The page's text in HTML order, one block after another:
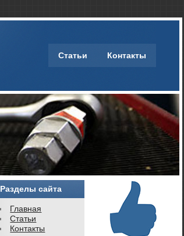
Статьи Контакты
Разделы сайта
Главная
Статьи
Контакты